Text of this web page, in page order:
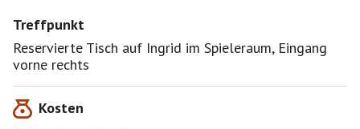
Treffpunkt
Reservierte Tisch auf Ingrid im Spieleraum, Eingang
vorne rechts
Kosten